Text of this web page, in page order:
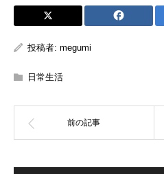
投稿者: megumi
日常生活